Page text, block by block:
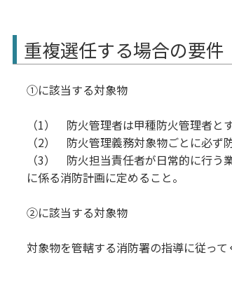
重複選任する場合の要件
①に該当する対象物
（1） 防火管理者は甲種防火管理者と
（2） 防火管理義務対象物ごとに必ず
（3） 防火担当責任者が日常的に行う
に係る消防計画に定めること。
②に該当する対象物
対象物を管轄する消防署の指導に従って